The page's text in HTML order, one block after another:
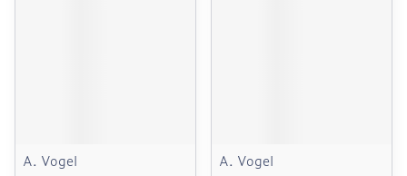
A. Vogel
A. Vogel